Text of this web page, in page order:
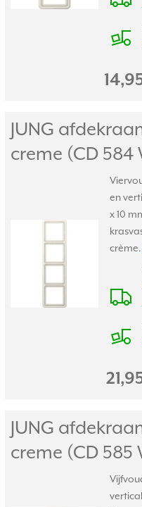
JUNG
creme (CD 584
en
x 10
crème.
JUNG
creme (CD 585